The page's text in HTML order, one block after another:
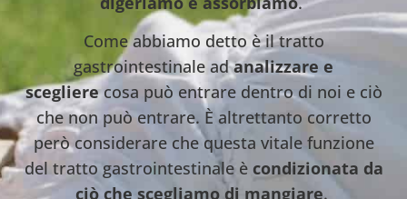
Come abbiamo detto è il tratto
gastrointestinale adanalizzare e
sceglierecosa può entrare dentro di noi e ciò
che non può entrare. È altrettanto corretto
però considerare che questa vitale funzione
del tratto gastrointestinale è condizionata da
ciò che scegliamo di mangiare.